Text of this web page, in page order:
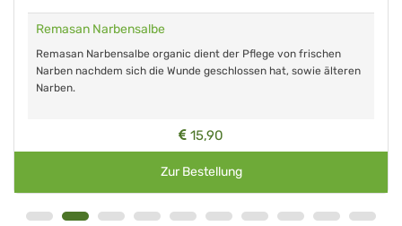
Remasan Narbensalbe
Remasan Narbensalbe organic dient der Pflege von frischen
Narben nachdem sich die Wunde geschlossen hat, sowie älteren
Narben.
15,90
Zur Bestellung